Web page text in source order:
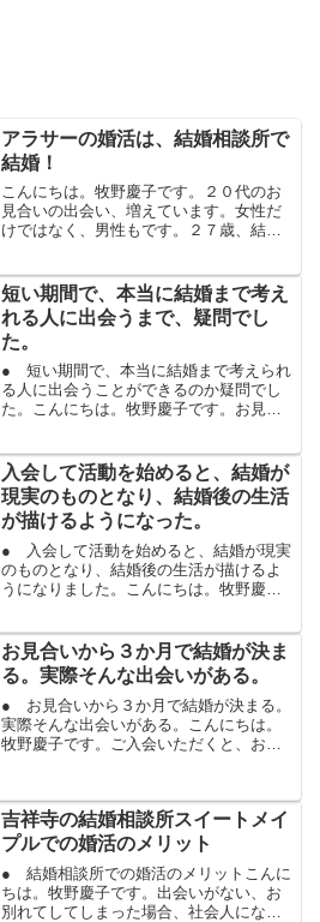
アラサーの婚活は、結婚相談所で
結婚！
こんにちは。牧野慶子です。２０代のお
見合いの出会い、増えています。女性だ
けではなく、男性もです。２７歳、結婚
したい！ここから、出会って恋愛になっ
て、そして、また相手との...
短い期間で、本当に結婚まで考え
れる人に出会うまで、疑問でし
た。
● 短い期間で、本当に結婚まで考えられ
る人に出会うことができるのか疑問でし
た。こんにちは。牧野慶子です。お見合
から3ヶ月。本当に、結婚が決まった方
は、お見合いで出会って...
入会して活動を始めると、結婚が
現実のものとなり、結婚後の生活
が描けるようになった。
● 入会して活動を始めると、結婚が現実
のものとなり、結婚後の生活が描けるよ
うになりました。こんにちは。牧野慶子
くると、結婚に一歩近づきます。お見合
いで出会えるお相手は、...
お見合いから３か月で結婚が決ま
る。実際そんな出会いがある。
● お見合いから３か月で結婚が決まる。
実際そんな出会いがある。こんにちは。
牧野慶子です。ご入会いただくと、お見
たいかどうかです。今まで出会いがなか
った人も、お見合いで出...
吉祥寺の結婚相談所スイートメイ
プルでの婚活のメリット
● 結婚相談所での婚活のメリットこんに
ちは。牧野慶子です。出会いがない、お
別れてしてしまった場合、社会人になる